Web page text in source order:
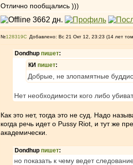
Отлично пообщались )))
№128319 Добавлено: Вс 21 Окт 12, 23:23 (14 лет
Dondhup пишет:
КИ пишет:
Добрые, не злопамятные
Нет необходимости кого либо
Как это нет, тогда это не суд. Надо
когда речь идет о Pussy Riot, и тут же
академически.
Dondhup пишет:
но показать к чему ведет